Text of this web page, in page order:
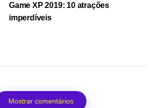
Game XP 2019: 10 atrações
imperdíveis
Mostrar comentários